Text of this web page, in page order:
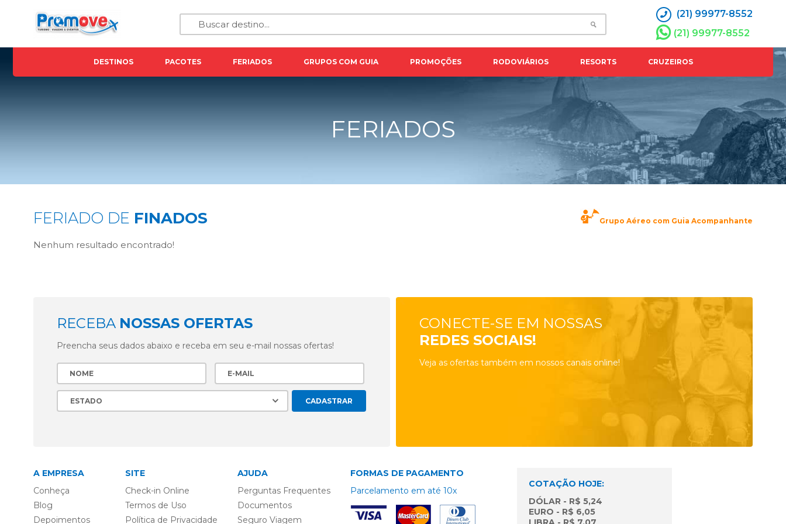
(21) 99977-8552
(21) 99977-8552
DESTINOS PACOTES FERIADOS GRUPOS COM GUIA PROMOÇÕES RODOVIÁRIOS RESORTS CRUZEIROS
FERIADOS
FERIADO DE FINADOS Grupo Aéreo com Guia Acompanhante
Nenhum resultado encontrado!
RECEBA NOSSAS OFERTAS
Preencha seus dados abaixo e receba em seu e-mail nossas ofertas!
CONECTE-SE EM NOSSAS
REDES SOCIAIS!
Veja as ofertas também em nossos canais online!
A EMPRESA
Conheça
Blog
Depoimentos
SITE
Check-in Online
Termos de Uso
Política de Privacidade
AJUDA
Perguntas Frequentes
Documentos
Seguro Viagem
FORMAS DE PAGAMENTO
Parcelamento em até 10x
COTAÇÃO HOJE:
DÓLAR - R$ 5,24
EURO - R$ 6,05